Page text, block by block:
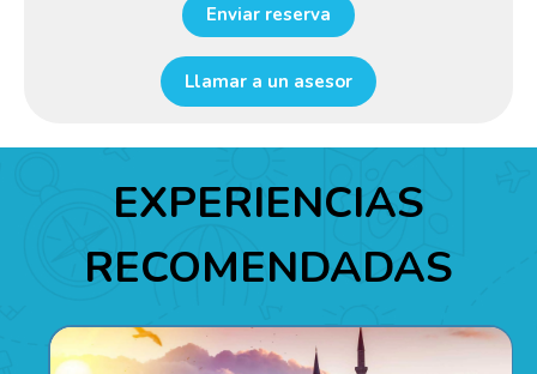
Enviar reserva
Llamar a un asesor
EXPERIENCIAS
RECOMENDADAS